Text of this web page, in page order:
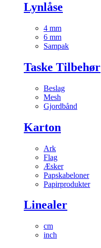
Lynlåse
4 mm
6 mm
Sampak
Taske Tilbehør
Beslag
Mesh
Gjordbånd
Karton
Ark
Flag
Æsker
Papskabeloner
Papirprodukter
Linealer
cm
inch